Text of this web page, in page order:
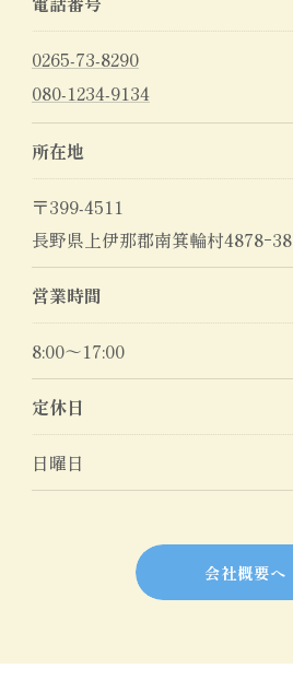
0265-73-8290
080-1234-9134
所在地
〒399-4511
長野県上伊那郡南箕輪村4878ｰ38
営業時間
8:00～17:00
定休日
日曜日
会社概要へ